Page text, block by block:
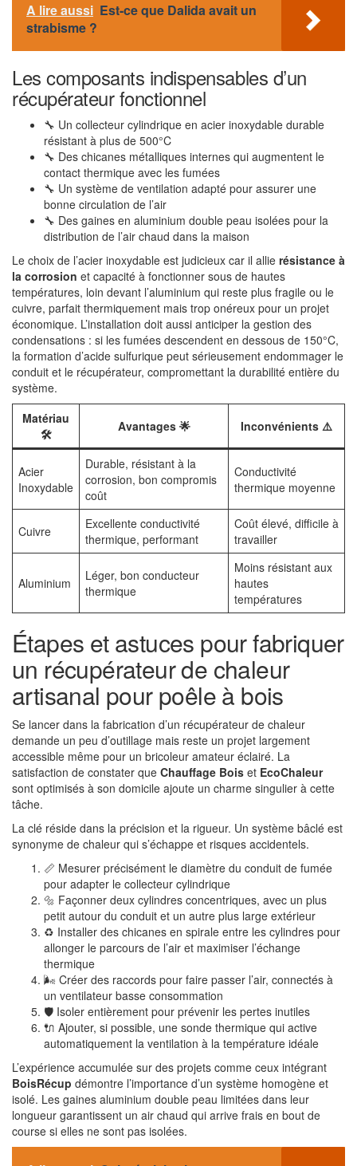
A lire aussi Est-ce que Dalida avait un
strabisme ?
Les composants indispensables d’un
récupérateur fonctionnel
🔧 Un collecteur cylindrique en acier inoxydable durable
résistant à plus de 500°C
🔧 Des chicanes métalliques internes qui augmentent le
contact thermique avec les fumées
🔧 Un système de ventilation adapté pour assurer une
bonne circulation de l’air
🔧 Des gaines en aluminium double peau isolées pour la
distribution de l’air chaud dans la maison
Le choix de l’acier inoxydable est judicieux car il allie résistance à
la corrosion et capacité à fonctionner sous de hautes
températures, loin devant l’aluminium qui reste plus fragile ou le
cuivre, parfait thermiquement mais trop onéreux pour un projet
économique. L’installation doit aussi anticiper la gestion des
condensations : si les fumées descendent en dessous de 150°C,
la formation d’acide sulfurique peut sérieusement endommager le
conduit et le récupérateur, compromettant la durabilité entière du
système.
Matériau
🛠️
Avantages 🌟 Inconvénients ⚠️
Acier
Inoxydable
Durable, résistant à la
corrosion, bon compromis
coût
Conductivité
thermique moyenne
Cuivre
Excellente conductivité
thermique, performant
Coût élevé, difficile à
travailler
Aluminium
Léger, bon conducteur
thermique
Moins résistant aux
hautes
températures
Étapes et astuces pour fabriquer
un récupérateur de chaleur
artisanal pour poêle à bois
Se lancer dans la fabrication d’un récupérateur de chaleur
demande un peu d’outillage mais reste un projet largement
accessible même pour un bricoleur amateur éclairé. La
satisfaction de constater que Chauffage Bois et EcoChaleur
sont optimisés à son domicile ajoute un charme singulier à cette
tâche.
La clé réside dans la précision et la rigueur. Un système bâclé est
synonyme de chaleur qui s’échappe et risques accidentels.
📏 Mesurer précisément le diamètre du conduit de fumée
pour adapter le collecteur cylindrique
🔩 Façonner deux cylindres concentriques, avec un plus
petit autour du conduit et un autre plus large extérieur
♻ Installer des chicanes en spirale entre les cylindres pour
allonger le parcours de l’air et maximiser l’échange
thermique
🌬 Créer des raccords pour faire passer l’air, connectés à
un ventilateur basse consommation
🛡️ Isoler entièrement pour prévenir les pertes inutiles
🔌 Ajouter, si possible, une sonde thermique qui active
automatiquement la ventilation à la température idéale
L’expérience accumulée sur des projets comme ceux intégrant
BoisRécup démontre l’importance d’un système homogène et
isolé. Les gaines aluminium double peau limitées dans leur
longueur garantissent un air chaud qui arrive frais en bout de
course si elles ne sont pas isolées.